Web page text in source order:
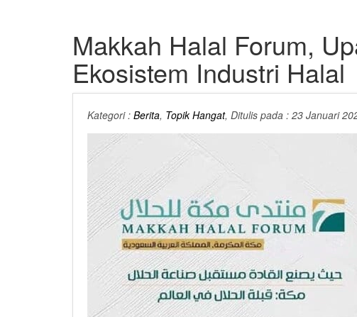
Makkah Halal Forum,
Ekosistem Industri Halal
Kategori : Berita, Topik Hangat, Ditulis pada : 23 Januari